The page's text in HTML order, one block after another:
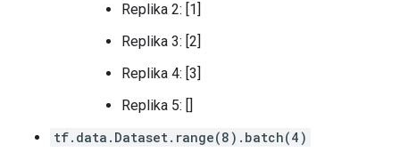
      shape {
          size: 1
  }
Replika 2: [1]
Replika 3: [2]
Replika 4: [3]
Replika 5: []
tf.data.Dataset.range(8).batch(4)